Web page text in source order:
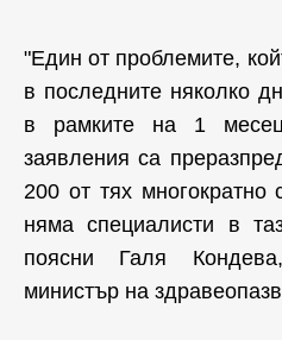
"Един от проблемите,
в последните няколко
в рамките на 1
заявления са
200 от тях многократно
няма специалисти в
поясни Галя
министър на